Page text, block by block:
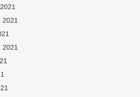
2021
2021